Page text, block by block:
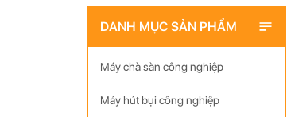
DANH MỤC SẢN PHẨM
Máy chà sàn công nghiệp
Máy hút bụi công nghiệp